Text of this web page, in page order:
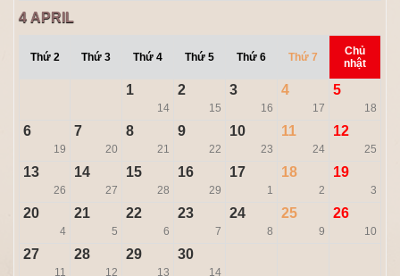
4 APRIL
Thứ 2 Thứ 3 Thứ 4 Thứ 5 Thứ 6 Thứ 7
Chủ
nhật
1
14
2
15
3
16
4
17
5
18
6
19
7
20
8
21
9
22
10
23
11
24
12
25
13
26
14
27
15
28
16
29
17
1
18
2
19
3
20
4
21
5
22
6
23
7
24
8
25
9
26
10
27
11
28
12
29
13
30
14